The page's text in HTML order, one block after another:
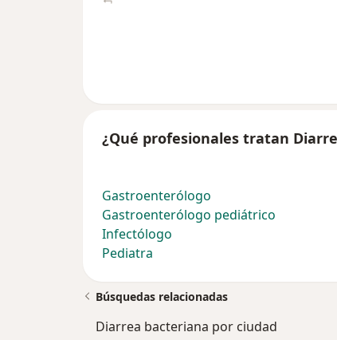
¿Qué profesionales tratan
Gastroenterólogo
Gastroenterólogo pediátrico
Infectólogo
Pediatra
Búsquedas relacionadas
Diarrea bacteriana por ciudad